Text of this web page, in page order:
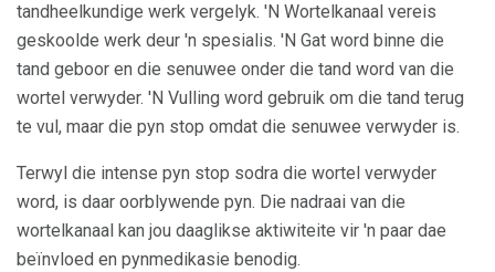
tandheelkundige werk vergelyk. 'N Wortelkanaal vereis
geskoolde werk deur 'n spesialis. 'N Gat word binne die
tand geboor en die senuwee onder die tand word van die
wortel verwyder. 'N Vulling word gebruik om die tand terug
te vul, maar die pyn stop omdat die senuwee verwyder is.
Terwyl die intense pyn stop sodra die wortel verwyder
word, is daar oorblywende pyn. Die nadraai van die
wortelkanaal kan jou daaglikse aktiwiteite vir 'n paar dae
beïnvloed en pynmedikasie benodig.